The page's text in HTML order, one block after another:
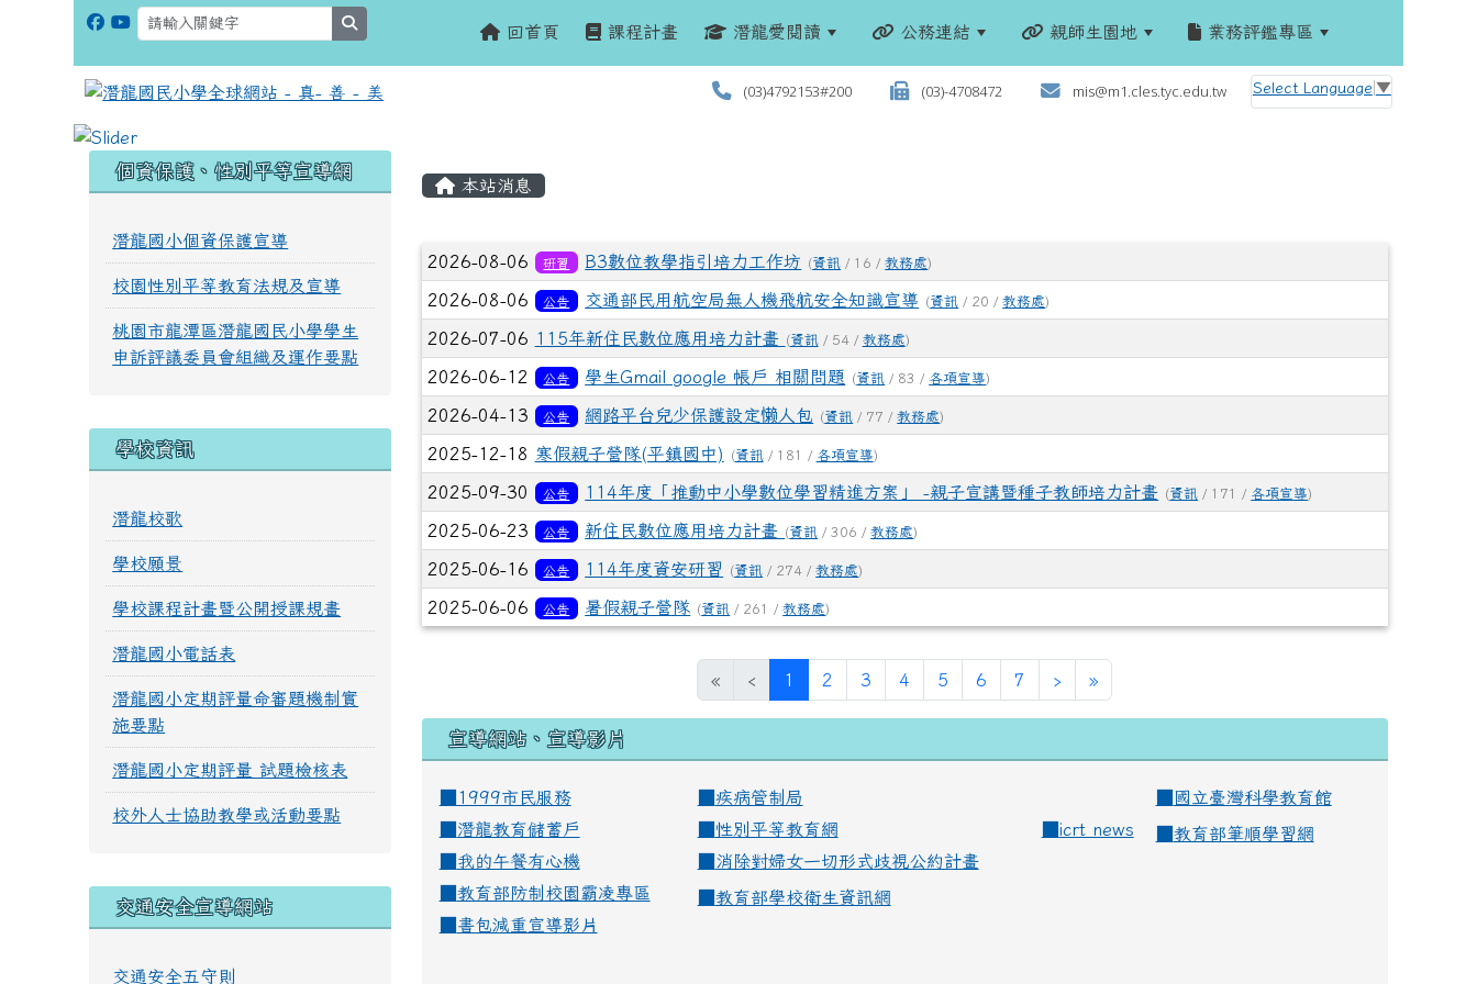
回首頁 課程計畫 潛龍愛閱讀 公務連結 親師生園地 業務評鑑專區
(03)4792153#200 (03)-4708472 mis@m1.cles.tyc.edu.tw Select Language ▼
本站消息
文章列表
2026-08-06 研習 B3數位教學指引培力工作坊 (資訊 / 16 /教務處)
2026-08-06 公告 交通部民用航空局無人機飛航安全知識宣導 (資訊 / 20 /教務處)
2026-07-06 115年新住民數位應用培力計畫 (資訊/ 54 / 教務處)
2026-06-12 公告 學生Gmail google 帳戶 相關問題 (資訊 / 83 / 各項宣導)
2026-04-13 公告 網路平台兒少保護設定懒人包 (資訊 / 77 /教務處)
2025-12-18 寒假親子營隊(平鎮國中) (資訊/ 181 / 各項宣導)
2025-09-30 公告 114年度「推動中小學數位學習精進方案」 -親子宣講暨種子教師培力計畫 (資訊 / 171 / 各項宣導)
2025-06-23 公告 新住民數位應用培力計畫 (資訊 / 306 /教務處)
2025-06-16 公告 114年度資安研習 (資訊 / 274 /教務處)
2025-06-06 公告 暑假親子營隊 (資訊 / 261 /教務處)
« ‹ 1 (current)
2 3 4 5 6 7 › »
宣導網站、宣導影片
■1999市民服務 疾病管制局
國立臺灣科學教育館
潛龍教育儲蓄戶 性別平等教育網 icrt news
教育部筆順學習網
我的午餐有心機
消除對婦女一切形式歧視公約計畫
教育部防制校園霸凌專區
教育部學校衛生資訊網
書包減重宣導影片
個資保護、性別平等宣導網
潛龍國小個資保護宣導
校園性別平等教育法規及宣導
桃園市龍潭區潛龍國民小學學生
申訴評議委員會組織及運作要點
學校資訊
潛龍校歌
學校願景
學校課程計畫暨公開授課規畫
潛龍國小電話表
潛龍國小定期評量命審題機制實
施要點
潛龍國小定期評量 試題檢核表
校外人士協助教學或活動要點
交通安全宣導網站
交通安全五守則